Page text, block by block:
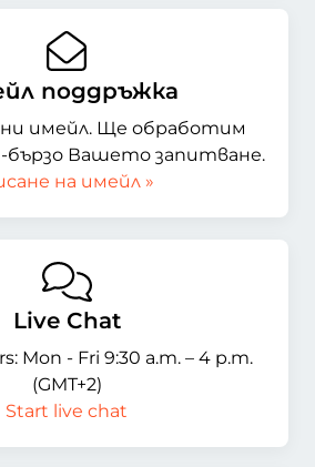
поддръжка
имейл. Ще обработим
бързо Вашето запитване.
на имейл »
Live Chat
Mon - Fri 9:30 a.m. – 4 p.m.
(GMT+2)
Start live chat